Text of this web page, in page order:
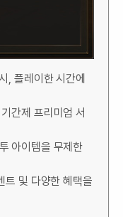
, 플레이한 시간에
간제 프리미엄 서
아이템을 무제한
트 및 다양한 혜택을